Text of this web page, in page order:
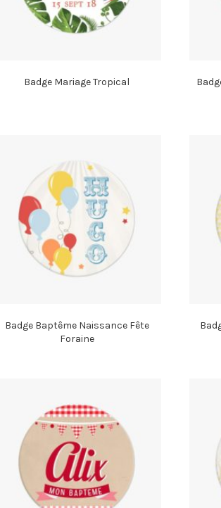
Badge Mariage Tropical
Badge Baptême Naissance Fête
Foraine